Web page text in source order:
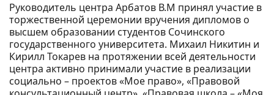
Руководитель центра Арбатов В.М принял участие в
торжественной церемонии вручения дипломов о
высшем образовании студентов Сочинского
государственного университета. Михаил Никитин и
Кирилл Токарев на протяжении всей деятельности
центра активно принимали участие в реализации
социально – проектов «Мое право», «Правовой